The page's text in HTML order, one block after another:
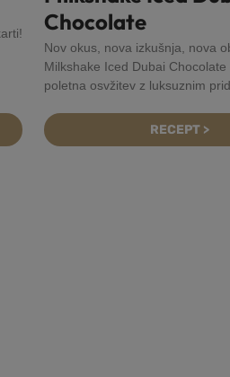
Chocolate
Nov okus, nova izkušnja, nova
Milkshake Iced Dubai Chocolate
poletna osvžitev z luksuznim
RECEPT >